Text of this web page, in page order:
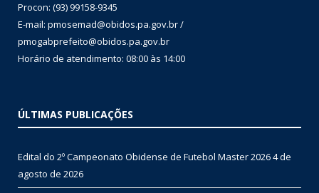
Procon: (93) 99158-9345
E-mail: pmosemad@obidos.pa.gov.br /
pmogabprefeito@obidos.pa.gov.br
Horário de atendimento: 08:00 às 14:00
ÚLTIMAS PUBLICAÇÕES
Edital do 2º Campeonato Obidense de Futebol Master 20264 de
agosto de 2026